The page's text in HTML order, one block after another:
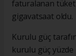
faturalanan
gigavatsaat oldu.
Kurulu güç
kurulu güç yüzde